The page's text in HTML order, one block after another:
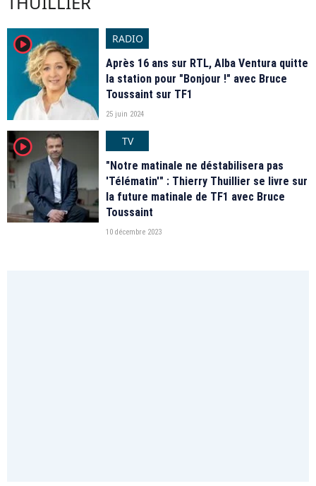
player2
RADIO
Après 16 ans sur RTL, Alba Ventura quitte
la station pour "Bonjour !" avec Bruce
Toussaint sur TF1
25 juin 2024
player2
TV
"Notre matinale ne déstabilisera pas
'Télématin'" : Thierry Thuillier se livre sur
la future matinale de TF1 avec Bruce
Toussaint
10 décembre 2023